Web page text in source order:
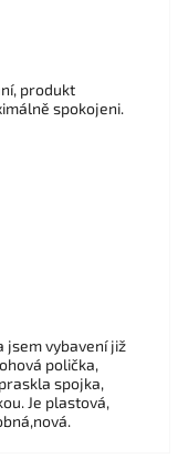
produkt
spokojeni.
jsem vybavení již
polička,
spojka,
Je plastová,